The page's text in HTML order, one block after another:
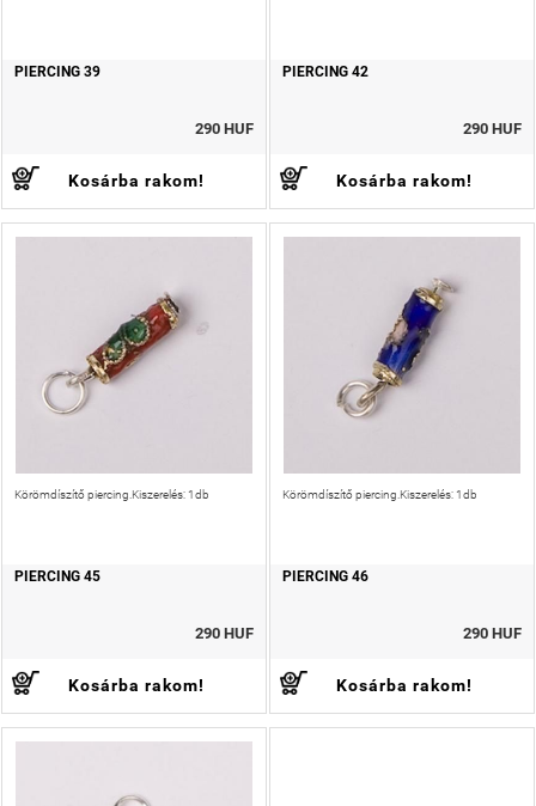
PIERCING 39
290 HUF
Kosárba rakom!
PIERCING 42
290 HUF
Kosárba rakom!
Körömdíszítő piercing.Kiszerelés: 1db
PIERCING 45
290 HUF
Kosárba rakom!
Körömdíszítő piercing.Kiszerelés: 1db
PIERCING 46
290 HUF
Kosárba rakom!